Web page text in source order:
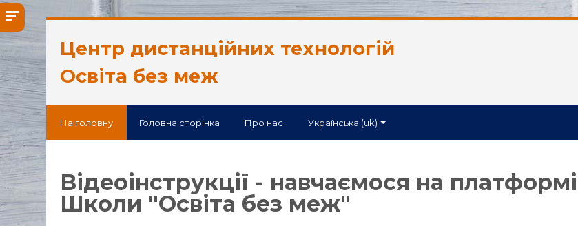
Перейти до головного вмісту
Центр дистанційних технологій
Освіта без меж
На головну Головна сторінка Про нас Українська ‎(uk)‎
Відеоінструкції - навчаємося на платформі
Школи "Освіта без меж"